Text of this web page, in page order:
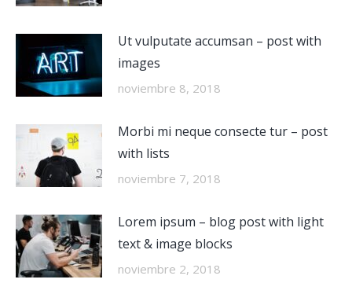
Ut vulputate accumsan – post with
images
noviembre 8, 2018
Morbi mi neque consecte tur – post
with lists
noviembre 7, 2018
Lorem ipsum – blog post with light
text & image blocks
noviembre 2, 2018